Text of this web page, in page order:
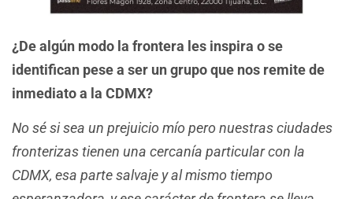
¿De algún modo la frontera les inspira o se
identifican pese a ser un grupo que nos remite de
inmediato a la CDMX?
No sé si sea un prejuicio mío pero nuestras ciudades
fronterizas tienen una cercanía particular con la
CDMX, esa parte salvaje y al mismo tiempo